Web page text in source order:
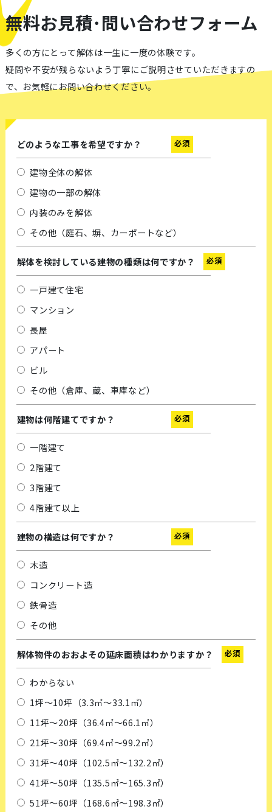
無料お見積･問い合わせフォーム
多くの方にとって解体は一生に一度の体験です。
疑問や不安が残らないよう丁寧にご説明させていただきますの
で、お気軽にお問い合わせください。
どのような工事を希望ですか？ 必須
建物全体の解体
建物の一部の解体
内装のみを解体
その他（庭石、塀、カーポートなど）
解体を検討している建物の種類は何ですか？ 必須
一戸建て住宅
マンション
長屋
アパート
ビル
その他（倉庫、蔵、車庫など）
建物は何階建てですか？ 必須
一階建て
2階建て
3階建て
4階建て以上
建物の構造は何ですか？ 必須
木造
コンクリート造
鉄骨造
その他
解体物件のおおよその延床面積はわかりますか？ 必須
わからない
1坪～10坪（3.3㎡～33.1㎡）
11坪～20坪（36.4㎡～66.1㎡）
21坪～30坪（69.4㎡～99.2㎡）
31坪～40坪（102.5㎡～132.2㎡）
41坪～50坪（135.5㎡～165.3㎡）
51坪～60坪（168.6㎡～198.3㎡）